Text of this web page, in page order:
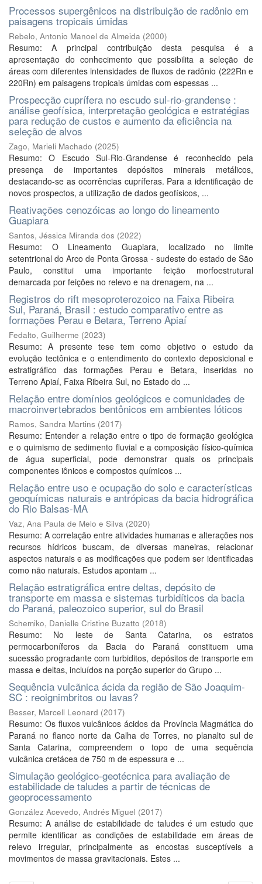
Processos supergênicos na distribuição de radônio em
paisagens tropicais úmidas
Rebelo, Antonio Manoel de Almeida (2000)
Resumo: A principal contribuição desta pesquisa é a
apresentação do conhecimento que possibilita a seleção de
áreas com diferentes intensidades de fluxos de radônio (222Rn e
220Rn) em paisagens tropicais úmidas com espessas ...
Prospecção cuprífera no escudo sul-rio-grandense :
análise geofísica, interpretação geológica e estratégias
para redução de custos e aumento da eficiência na
seleção de alvos
Zago, Marieli Machado (2025)
Resumo: O Escudo Sul-Rio-Grandense é reconhecido pela
presença de importantes depósitos minerais metálicos,
destacando-se as ocorrências cupríferas. Para a identificação de
novos prospectos, a utilização de dados geofísicos, ...
Reativações cenozóicas ao longo do lineamento
Guapiara
Santos, Jéssica Miranda dos (2022)
Resumo: O Lineamento Guapiara, localizado no limite
setentrional do Arco de Ponta Grossa - sudeste do estado de São
Paulo, constitui uma importante feição morfoestrutural
demarcada por feições no relevo e na drenagem, na ...
Registros do rift mesoproterozoico na Faixa Ribeira
Sul, Paraná, Brasil : estudo comparativo entre as
formações Perau e Betara, Terreno Apiaí
Fedalto, Guilherme (2023)
Resumo: A presente tese tem como objetivo o estudo da
evolução tectônica e o entendimento do contexto deposicional e
estratigráfico das formações Perau e Betara, inseridas no
Terreno Apiaí, Faixa Ribeira Sul, no Estado do ...
Relação entre domínios geológicos e comunidades de
macroinvertebrados bentônicos em ambientes lóticos
Ramos, Sandra Martins (2017)
Resumo: Entender a relação entre o tipo de formação geológica
e o quimismo de sedimento fluvial e a composição físico-química
de água superficial, pode demonstrar quais os principais
componentes iônicos e compostos químicos ...
Relação entre uso e ocupação do solo e características
geoquímicas naturais e antrópicas da bacia hidrográfica
do Rio Balsas-MA
Vaz, Ana Paula de Melo e Silva (2020)
Resumo: A correlação entre atividades humanas e alterações nos
recursos hídricos buscam, de diversas maneiras, relacionar
aspectos naturais e as modificações que podem ser identificadas
como não naturais. Estudos apontam ...
Relação estratigráfica entre deltas, depósito de
transporte em massa e sistemas turbidíticos da bacia
do Paraná, paleozoico superior, sul do Brasil
Schemiko, Danielle Cristine Buzatto (2018)
Resumo: No leste de Santa Catarina, os estratos
permocarboníferos da Bacia do Paraná constituem uma
sucessão progradante com turbiditos, depósitos de transporte em
massa e deltas, incluídos na porção superior do Grupo ...
Sequência vulcãnica ácida da região de São Joaquim-
SC : reoignimbritos ou lavas?
Besser, Marcell Leonard (2017)
Resumo: Os fluxos vulcânicos ácidos da Província Magmática do
Paraná no flanco norte da Calha de Torres, no planalto sul de
Santa Catarina, compreendem o topo de uma sequência
vulcânica cretácea de 750 m de espessura e ...
Simulação geológico-geotécnica para avaliação de
estabilidade de taludes a partir de técnicas de
geoprocessamento
González Acevedo, Andrés Miguel (2017)
Resumo: A análise de estabilidade de taludes é um estudo que
permite identificar as condições de estabilidade em áreas de
relevo irregular, principalmente as encostas susceptíveis a
movimentos de massa gravitacionais. Estes ...